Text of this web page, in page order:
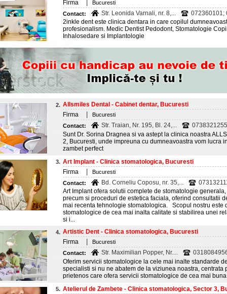
Firma
Bucuresti
Contact:
Str. Leonida Varnali, nr. 8,...
072360101;
2inkle dent este clinica dentara in care copilul
profesionalism. Medic Dentist Pedodont, Stomatologie
Inhalosedare si Implantologie
2. Allsmiles Dental - Cabinet dentar, Bucuresti
Firma
Bucuresti
Contact:
Str. Traian, Nr. 195, Bl. 24,...
0738321255
Sunt Dr. Sorina Dragnea si va astept la clinica noastra
2, Bucuresti, unde impreuna cu dumneavoastra vom lucra
zambet perfect
3. Art Implant - Clinica stomatologica, Bucuresti
Firma
Bucuresti
Contact:
Bd. Corneliu Coposu, nr. 35,...
Art Implant ofera solutii complete de stomatologie
precum si proceduri de estetica faciala, oferind consultatii
mai recenta tehnologie stomatologica. Scopul nostru este
stomatologice de cea mai inalta calitate si stabilirea unei
si i...
4. Artistic Dent - Clinica stomatologica, Bucuresti
Firma
Bucuresti
Contact:
Str. Maximilian Popper, Nr....
Oferim servicii stomatologice la cele mai inalte standarde
specialisti si nu ne abatem de la viziunea noastra, centrata
prietenos care ofera servicii stomatologice de cea mai
5. Atelierul de Zambete - Clinica stomatologica, Sector 3,